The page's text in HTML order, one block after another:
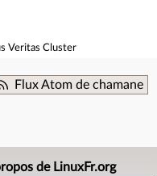
Veritas Cluster
Flux Atom de chamane
de LinuxFr.org